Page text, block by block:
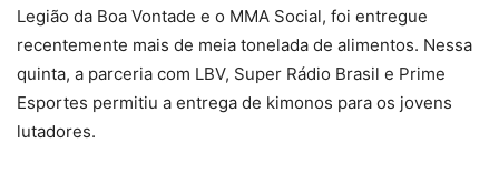
Legião da Boa Vontade e o MMA Social, foi entregue
recentemente mais de meia tonelada de alimentos. Nessa
quinta, a parceria com LBV, Super Rádio Brasil e Prime
Esportes permitiu a entrega de kimonos para os jovens
lutadores.